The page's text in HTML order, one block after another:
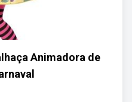
Animadora de